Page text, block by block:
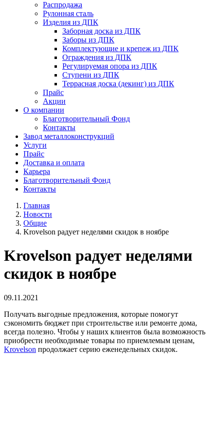
Распродажа
Рулонная сталь
Изделия из ДПК
Заборная доска из ДПК
Заборы из ДПК
Комплектующие и крепеж из ДПК
Ограждения из ДПК
Регулируемая опора из ДПК
Ступени из ДПК
Террасная доска (декинг) из ДПК
Прайс
Акции
О компании
Благотворительный Фонд
Контакты
Завод металлоконструкций
Услуги
Прайс
Доставка и оплата
Карьера
Благотворительный Фонд
Контакты
Главная
Новости
Общие
Krovelson радует неделями скидок в ноябре
Krovelson радует неделями
скидок в ноябре
09.11.2021
Получать выгодные предложения, которые помогут
сэкономить бюджет при строительстве или ремонте дома,
всегда полезно. Чтобы у наших клиентов была возможность
приобрести необходимые товары по приемлемым ценам,
Krovelson продолжает серию еженедельных скидок.